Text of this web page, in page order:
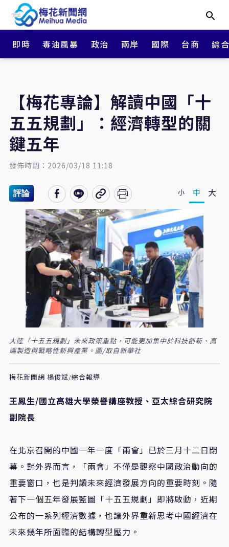
即時 毒油風暴 政治 兩岸 國際 台商 綜
【梅花專論】解讀中國「十
五五規劃」：經濟轉型的關
鍵五年
發佈時間：2026/03/18 11:18
評論 小 中 大
大陸「十五五規劃」未來政策重點，可能更加集中於科技創新、高
端製造與戰略性新興產業。圖/取自新華社
梅花新聞網 楊俊斌/綜合報導
王鳳生/國立高雄大學榮譽講座教授、亞太綜合研究院
副院長
在北京召開的中國一年一度「兩會」已於三月十二日閉
幕。對外界而言，「兩會」不僅是觀察中國政治動向的
重要窗口，也是判讀未來經濟發展方向的重要時刻。隨
著下一個五年發展藍圖「十五五規劃」即將啟動，近期
公布的一系列經濟數據，也讓外界重新思考中國經濟在
未來幾年所面臨的結構轉型壓力。